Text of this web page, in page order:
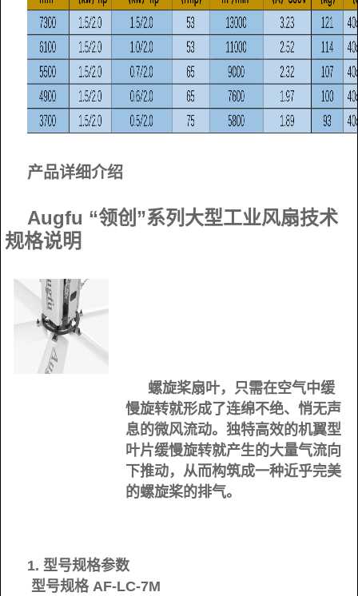
产品详细介绍
Augfu “领创”系列大型工业风扇技术
规格说明
螺旋桨扇叶，只需在空气中缓
慢旋转就形成了连绵不绝、悄无声
息的微风流动。独特高效的机翼型
叶片缓慢旋转就产生的大量气流向
下推动，从而构筑成一种近乎完美
的螺旋桨的排气。
1. 型号规格参数
型号规格 AF-LC-7M